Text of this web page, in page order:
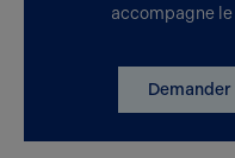
accompagne